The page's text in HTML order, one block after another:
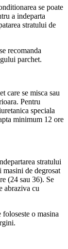
se poate
a indeparta
stratului de
recomanda
parchet.
care se misca sau
Pentru
speciala
minimum 12 ore
stratului
de degrosat
(24 sau 36). Se
abraziva cu
o masina